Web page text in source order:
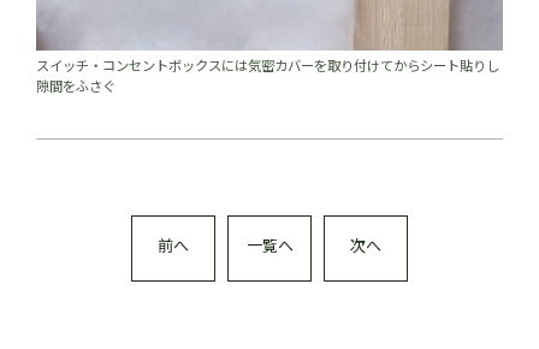
スイッチ・コンセントボックスには気密カバーを取り付けてからシート貼りし
隙間をふさぐ
前へ 一覧へ 次へ